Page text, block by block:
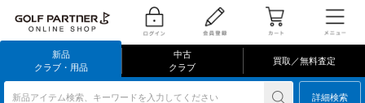
新品
クラブ・用品
中古
クラブ
買取／無料査定
新品アイテム検索、キーワードを入力してください 詳細検索